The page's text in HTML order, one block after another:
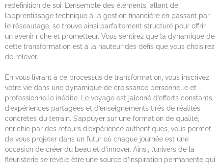
redéfinition de soi. L’ensemble des éléments, allant de
l’apprentissage technique à la gestion financière en passant par
le réseautage, se trouve ainsi parfaitement structuré pour offrir
un avenir riche et prometteur. Vous sentirez que la dynamique de
cette transformation est à la hauteur des défis que vous choisirez
de relever.
En vous livrant à ce processus de transformation, vous inscrivez
votre vie dans une dynamique de croissance personnelle et
professionnelle inédite. Le voyage est jalonné d’efforts constants,
d’expériences partagées et d’enseignements tirés de réalités
concrètes du terrain. S’appuyer sur une formation de qualité,
enrichie par des retours d’expérience authentiques, vous permet
de vous projeter dans un futur où chaque journée est une
occasion de créer du beau et d’innover. Ainsi, l’univers de la
fleuristerie se révèle être une source d’inspiration permanente qui